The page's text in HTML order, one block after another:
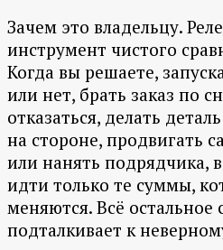
Зачем это владельцу.
инструмент чистого
Когда вы решаете,
или нет, брать заказ по
отказаться, делать
на стороне, продвигать
или нанять подрядчика,
идти только те суммы,
меняются. Всё остальное
подталкивает к